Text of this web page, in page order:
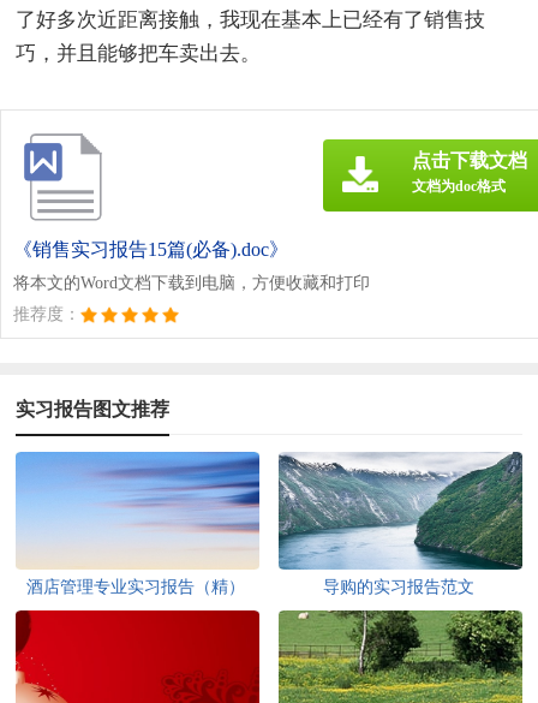
了好多次近距离接触，我现在基本上已经有了销售技
巧，并且能够把车卖出去。
《销售实习报告15篇(必备).doc》
将本文的Word文档下载到电脑，方便收藏和打印
推荐度：
点击下载文档
文档为doc格式
实习报告图文推荐
酒店管理专业实习报告（精） 导购的实习报告范文